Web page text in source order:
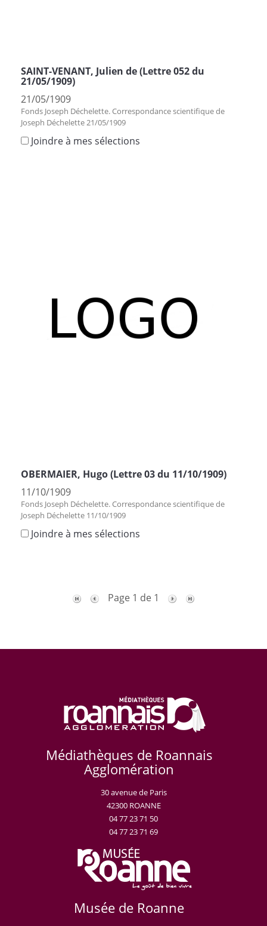
SAINT-VENANT, Julien de (Lettre 052 du
21/05/1909)
21/05/1909
Fonds Joseph Déchelette. Correspondance scientifique de
Joseph Déchelette 21/05/1909
Joindre à mes sélections
OBERMAIER, Hugo (Lettre 03 du 11/10/1909)
11/10/1909
Fonds Joseph Déchelette. Correspondance scientifique de
Joseph Déchelette 11/10/1909
Joindre à mes sélections
Page 1 de 1
Médiathèques de Roannais
Agglomération
30 avenue de Paris
42300 ROANNE
04 77 23 71 50
04 77 23 71 69
Musée de Roanne